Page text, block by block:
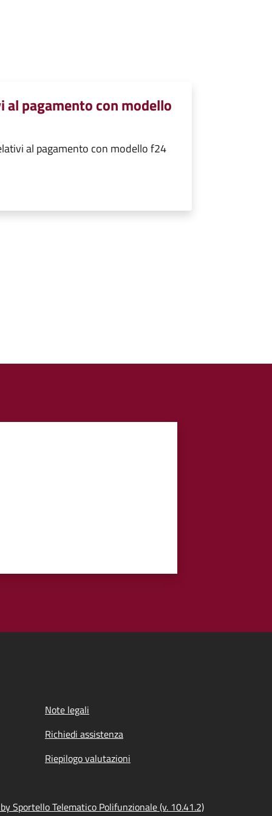
pagamento con modello
al pagamento con modello f24
Note legali
Richiedi assistenza
Riepilogo valutazioni
Sportello Telematico Polifunzionale (v. 10.41.2)